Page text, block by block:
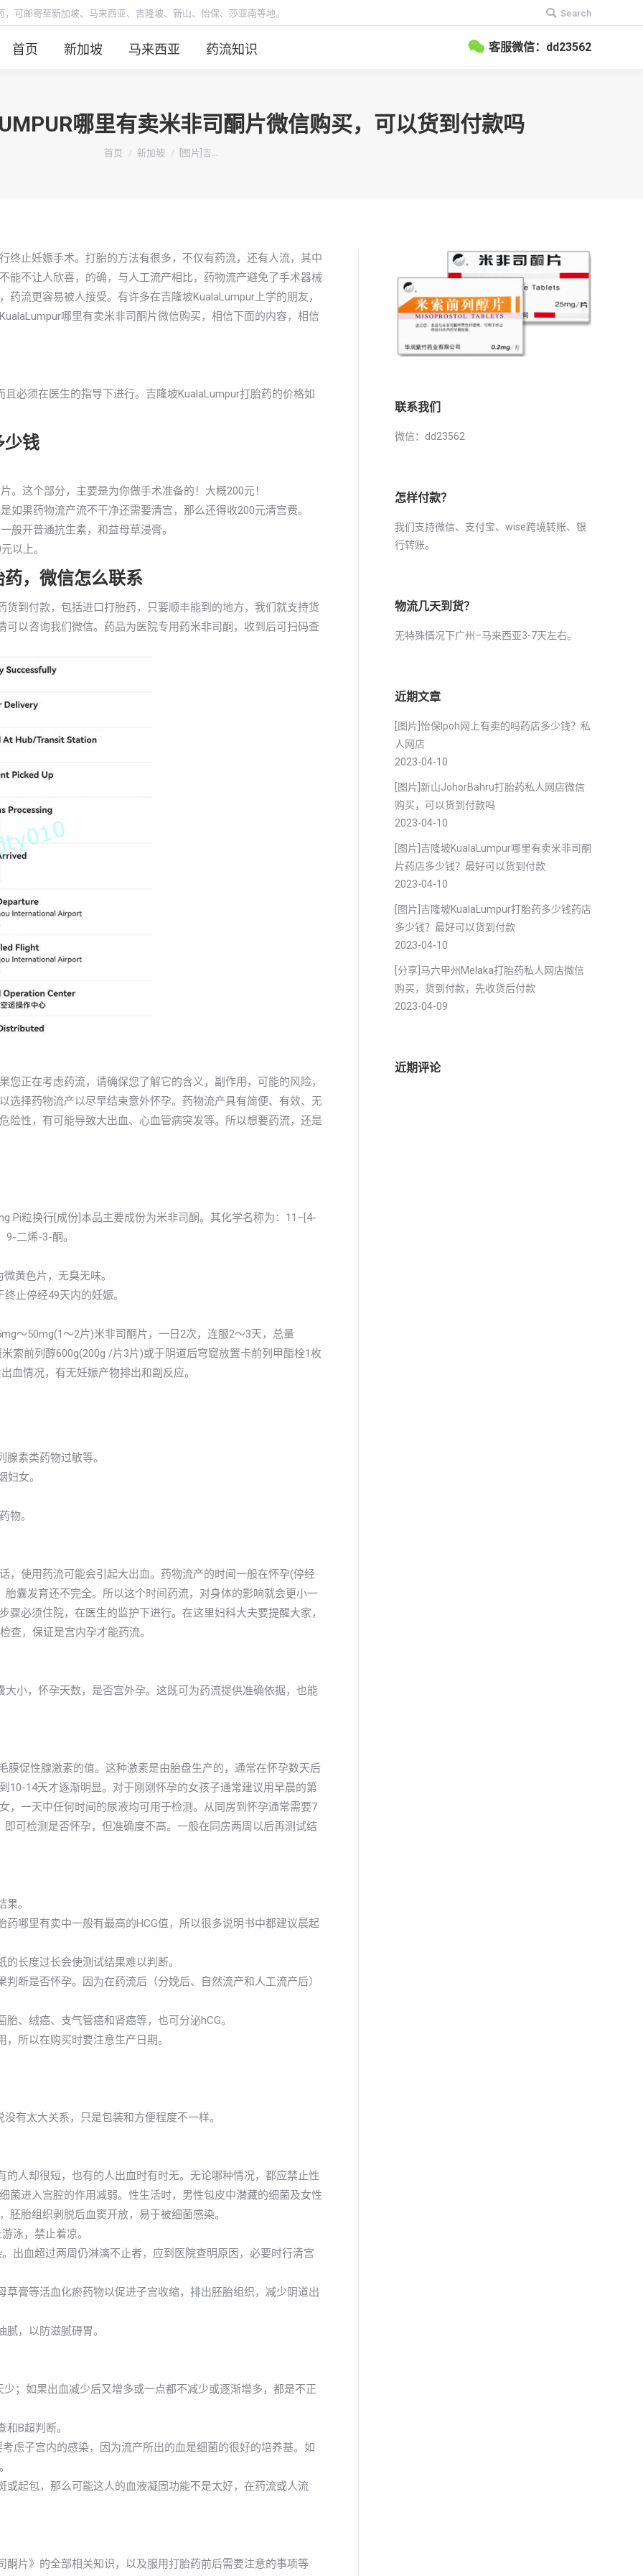
可邮寄至新加坡、马来西亚、吉隆坡、新山、怡保、莎亚南等地。
搜
索：
Search
首页 新加坡 马来西亚 药流知识 客服微信：dd23562
哪里有卖米非司酮片微信购买，可以货到付款吗
你在这里：
首页 新加坡 [图片]吉…
终止妊娠手术。打胎的方法有很多，不仅有药流，还有人流，其中
能不让人欣喜，的确，与人工流产相比，药物流产避免了手术器械
流更容易被人接受。有许多在吉隆坡KualaLumpur上学的朋友，
哪里有卖米非司酮片微信购买，相信下面的内容，相信
必须在医生的指导下进行。吉隆坡KualaLumpur打胎药的价格如
少钱
。这个部分，主要是为你做手术准备的！大概200元！
果药物流产流不干净还需要清宫，那么还得收200元清宫费。
般开普通抗生素，和益母草浸膏。
以上。
，微信怎么联系
到付款，包括进口打胎药，只要顺丰能到的地方，我们就支持货
以咨询我们微信。药品为医院专用药米非司酮，收到后可扫码查
正在考虑药流，请确保您了解它的含义，副作用，可能的风险，
选择药物流产以尽早结束意外怀孕。药物流产具有简便、有效、无
险性，有可能导致大出血、心血管病突发等。所以想要药流，还是
Pi粒换行[成份]本品主要成份为米非司酮。其化学名称为：11–[4-
二烯-3-酮。
黄色片，无臭无味。
止停经49天内的妊娠。
～50mg(1～2片)米非司酮片，一日2次，连服2～3天，总量
索前列醇600g(200g /片3片)或于阴道后穹窟放置卡前列甲酯栓1枚
血情况，有无妊娠产物排出和副反应。
素类药物过敏等。
女。
物。
，使用药流可能会引起大出血。药物流产的时间一般在怀孕(停经
囊发育还不完全。所以这个时间药流，对身体的影响就会更小一
必须住院，在医生的监护下进行。在这里妇科大夫要提醒大家，
查，保证是宫内孕才能药流。
小，怀孕天数，是否宫外孕。这既可为药流提供准确依据，也能
膜促性腺激素的值。这种激素是由胎盘生产的，通常在怀孕数天后
10-14天才逐渐明显。对于刚刚怀孕的女孩子通常建议用早晨的第
，一天中任何时间的尿液均可用于检测。从同房到怀孕通常需要7
可检测是否怀孕，但准确度不高。一般在同房两周以后再测试结
。
哪里有卖中一般有最高的HCG值，所以很多说明书中都建议晨起
长度过长会使测试结果难以判断。
断是否怀孕。因为在药流后（分娩后、自然流产和人工流产后）
、绒癌、支气管癌和肾癌等，也可分泌hCG。
所以在购买时要注意生产日期。
有太大关系，只是包装和方便程度不一样。
人却很短，也有的人出血时有时无。无论哪种情况，都应禁止性
菌进入宫腔的作用减弱。性生活时，男性包皮中潜藏的细菌及女性
胎组织剥脱后血窦开放，易于被细菌感染。
泳，禁止着凉。
出血超过两周仍淋漓不止者，应到医院查明原因，必要时行清宫
膏等活血化瘀药物以促进子宫收缩，排出胚胎组织，减少阴道出
，以防滋腻碍胃。
；如果出血减少后又增多或一点都不减少或逐渐增多，都是不正
B超判断。
虑子宫内的感染，因为流产所出的血是细菌的很好的培养基。如
起包，那么可能这人的血液凝固功能不是太好，在药流或人流
片》的全部相关知识，以及服用打胎药前后需要注意的事项等
联系我们
微信：dd23562
怎样付款？
我们支持微信、支付宝、wise跨境转账、银
行转账。
物流几天到货？
无特殊情况下广州–马来西亚3-7天左右。
近期文章
[图片]怡保lpoh网上有卖的吗药店多少钱？私
人网店
2023-04-10
[图片]新山JohorBahru打胎药私人网店微信
购买，可以货到付款吗
2023-04-10
[图片]吉隆坡KualaLumpur哪里有卖米非司酮
片药店多少钱？最好可以货到付款
2023-04-10
[图片]吉隆坡KualaLumpur打胎药多少钱药店
多少钱？最好可以货到付款
2023-04-10
[分享]马六甲州Melaka打胎药私人网店微信
购买，货到付款，先收货后付款
2023-04-09
近期评论